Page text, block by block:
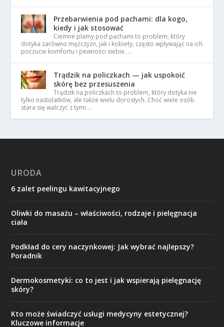
Przebarwienia pod pachami: dla kogo,
kiedy i jak stosować
Ciemne plamy pod pachami to problem, który
dotyka zarówno mężczyzn, jak i kobiety, często wpływając na ich
poczucie komfortu i pewności siebie. …
Trądzik na policzkach — jak uspokoić
skórę bez przesuszenia
Trądzik na policzkach to problem, który dotyka nie
tylko nastolatków, ale także wielu dorosłych. Choć wiele osób
stara się walczyć z tymi …
URODA
6 zalet peelingu kawitacyjnego
Oliwki do masażu – właściwości, rodzaje i pielęgnacja
ciała
Podkład do cery naczynkowej: Jak wybrać najlepszy?
Poradnik
Dermokosmetyki: co to jest i jak wspierają pielęgnację
skóry?
Kto może świadczyć usługi medycyny estetycznej?
Kluczowe informacje